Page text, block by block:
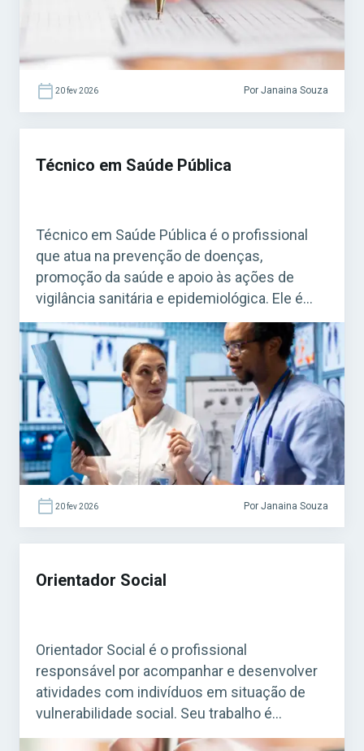
quem busca […]
20 fev 2026 Por Janaina Souza
Técnico em Saúde Pública
Técnico em Saúde Pública é o profissional
que atua na prevenção de doenças,
promoção da saúde e apoio às ações de
vigilância sanitária e epidemiológica. Ele é
fundamental para o funcionamento do
Sistema Único de Saúde (SUS). Acesse agora
o Curso Grátis INSS 2026! O cargo é bastante
procurado em concursos federais, estaduais
e municipais, […]
20 fev 2026 Por Janaina Souza
Orientador Social
Orientador Social é o profissional
responsável por acompanhar e desenvolver
atividades com indivíduos em situação de
vulnerabilidade social. Seu trabalho é
essencial em programas de assistência